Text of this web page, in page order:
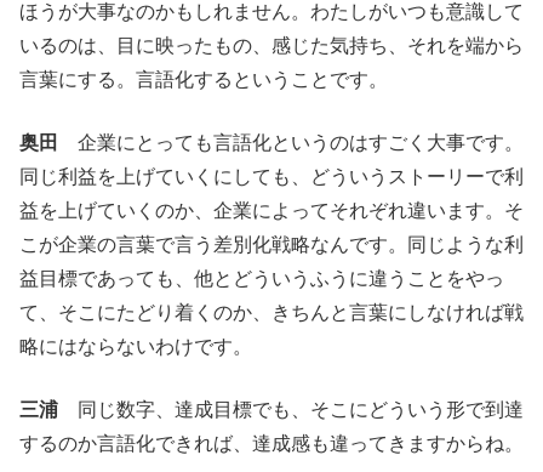
ほうが大事なのかもしれません。わたしがいつも意識して
いるのは、目に映ったもの、感じた気持ち、それを端から
言葉にする。言語化するということです。
奥田
企業にとっても言語化というのはすごく大事です。
同じ利益を上げていくにしても、どういうストーリーで利
益を上げていくのか、企業によってそれぞれ違います。そ
こが企業の言葉で言う差別化戦略なんです。同じような利
益目標であっても、他とどういうふうに違うことをやっ
て、そこにたどり着くのか、きちんと言葉にしなければ戦
略にはならないわけです。
三浦 同じ数字、達成目標でも、そこにどういう形で到達
するのか言語化できれば、達成感も違ってきますからね。